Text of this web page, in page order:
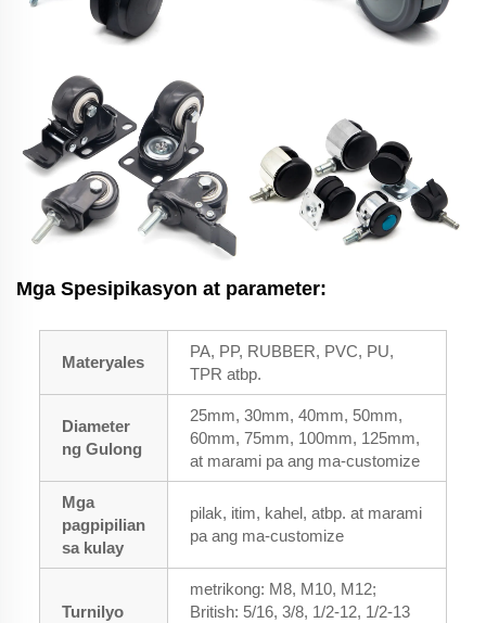
Mga Spesipikasyon at parameter:
Materyales
PA, PP, RUBBER, PVC, PU,
TPR atbp.
Diameter
ng Gulong
25mm, 30mm, 40mm, 50mm,
60mm, 75mm, 100mm, 125mm,
at marami pa ang ma-customize
Mga
pagpipilian
sa kulay
pilak, itim, kahel, atbp. at marami
pa ang ma-customize
Turnilyo
metrikong: M8, M10, M12;
British: 5/16, 3/8, 1/2-12, 1/2-13